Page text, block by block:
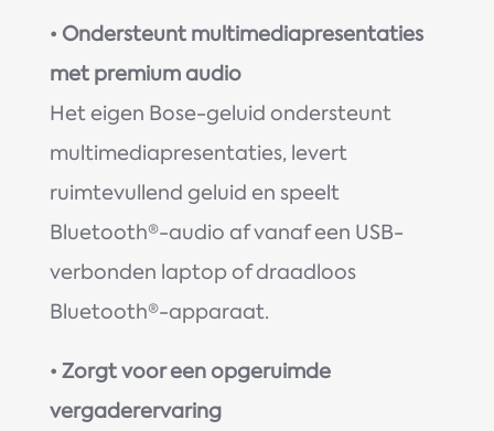
• Ondersteunt multimediapresentaties
met premium audio
Het eigen Bose-geluid ondersteunt
multimediapresentaties, levert
ruimtevullend geluid en speelt
Bluetooth®-audio af vanaf een USB-
verbonden laptop of draadloos
Bluetooth®-apparaat.
• Zorgt voor een opgeruimde
vergaderervaring